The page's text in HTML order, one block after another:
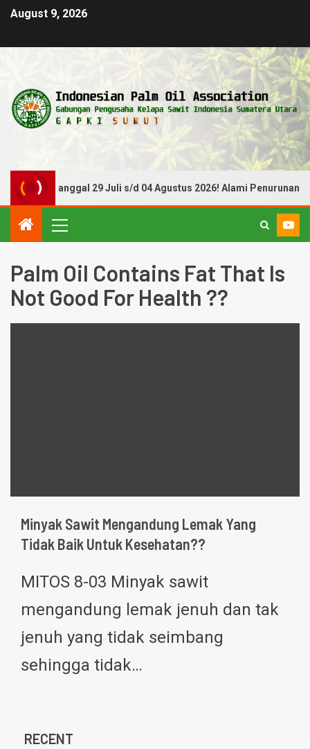
August 9, 2026
Tanggal 29 Juli s/d 04 Agustus 2026! Alami Penurunan
Palm Oil Contains Fat That Is
Not Good For Health ??
Minyak Sawit Mengandung Lemak Yang
Tidak Baik Untuk Kesehatan??
MITOS 8-03 Minyak sawit
mengandung lemak jenuh dan tak
jenuh yang tidak seimbang
sehingga tidak…
RECENT